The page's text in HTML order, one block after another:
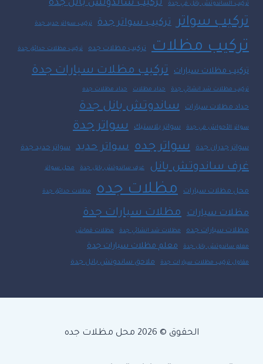
تركيب الساندوتش بانل في جدة تركيب ساندوتش بانل جدة
تركيب سواتر تركيب سواتر جدة تركيب سواتر حديد جدة
تركيب مظلات تركيب مظلات جده تركيب مظلات حدائق جدة
تركيب مظلات سيارات تركيب مظلات سيارات جدة
تركيب مظلات شد انشائي جدة حداد مظلات حداد مظلات جده
حداد مظلات سيارات ساندوتش بانل جدة
سواتر الأحواش في جدة سواتر بلاستيك سواتر جدة
سواتر جدران جدة سواتر جده سواتر حديد سواتر حديد جدة
غرف ساندوتش بانل غرف ساندوتش بانل جدة محل سواتر
محل مظلات سيارات مظلات جده مظلات حدائق جدة
مظلات سيارات مظلات سيارات جدة
مظلات سيارات جده مظلات شد انشائي جدة مظلات قماش
معلم ساندوتش بانل جدة معلم مظلات سيارات جدة
مقاول تركيب مظلات سيارات جدة ملاحق ساندوتش بانل جدة
الحقوق © 2026 محل مظلات جده